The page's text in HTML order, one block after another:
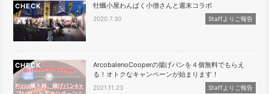
CHECK 牡蠣小屋わんぱく小僧さんと週末コラボ
2020.7.30 Staffよりご報告
CHECK
ArcobalenoCooperの揚げパンを４個無料でもらえ
る！オトクなキャンペーンが始まります！
2021.11.23 Staffよりご報告